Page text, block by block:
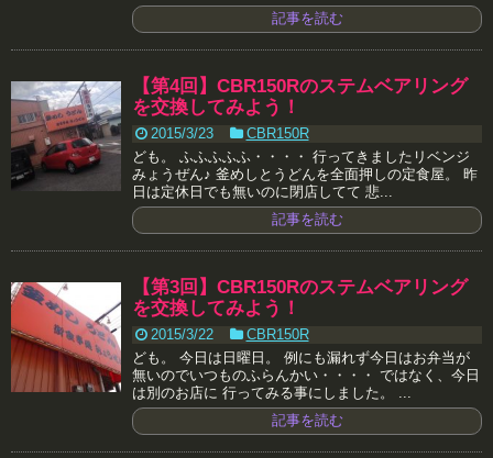
記事を読む
【第4回】CBR150Rのステムベアリング
を交換してみよう！
2015/3/23
CBR150R
ども。 ふふふふふ・・・・ 行ってきましたリベンジ
みょうぜん♪ 釜めしとうどんを全面押しの定食屋。 昨
日は定休日でも無いのに閉店してて 悲...
記事を読む
【第3回】CBR150Rのステムベアリング
を交換してみよう！
2015/3/22
CBR150R
ども。 今日は日曜日。 例にも漏れず今日はお弁当が
無いのでいつものふらんかい・・・・ ではなく、今日
は別のお店に 行ってみる事にしました。 ...
記事を読む